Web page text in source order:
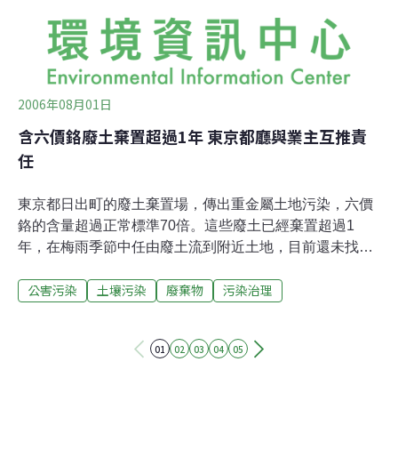
2006年08月01日
含六價鉻廢土棄置超過1年 東京都廳與業主互推責
任
東京都日出町的廢土棄置場，傳出重金屬土地污染，六價
鉻的含量超過正常標準70倍。這些廢土已經棄置超過1
年，在梅雨季節中任由廢土流到附近土地，目前還未找出
平方公尺。土地擁有者是東京都的1家碎石公司。數年
達到地下8公尺，在地下7公尺地層檢測出每公升含有3.5毫
公害污染 土壤污染 廢棄物 污染治理
01 02 03 04 05